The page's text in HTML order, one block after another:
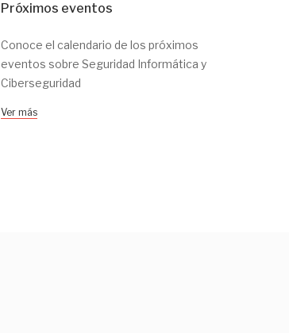
Próximos eventos
Conoce el calendario de los próximos
eventos sobre Seguridad Informática y
Ciberseguridad
Ver más